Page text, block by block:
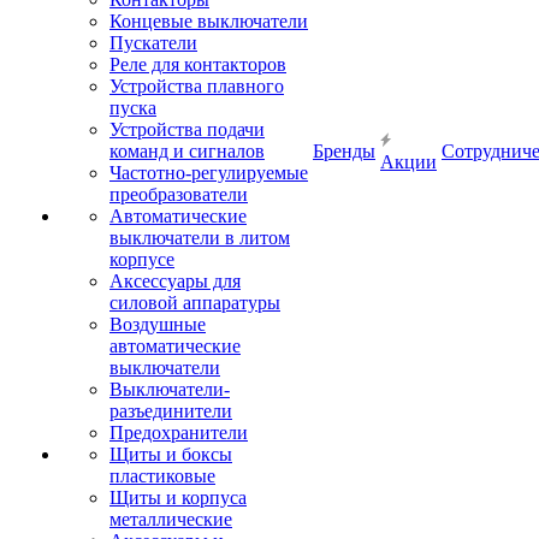
Концевые выключатели
Пускатели
Реле для контакторов
Устройства плавного
пуска
Устройства подачи
команд и сигналов
Частотно-регулируемые
преобразователи
Автоматические
выключатели в литом
корпусе
Аксессуары для
силовой аппаратуры
Воздушные
автоматические
выключатели
Выключатели-
разъединители
Предохранители
Щиты и боксы
пластиковые
Щиты и корпуса
металлические
Бренды
Акции